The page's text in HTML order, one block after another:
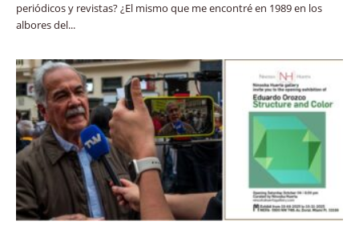
periódicos y revistas? ¿El mismo que me encontré en 1989 en los
albores del...